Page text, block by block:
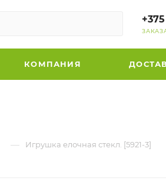
КОМПАНИЯ
— Игрушка елочная стекл. [5921-3]